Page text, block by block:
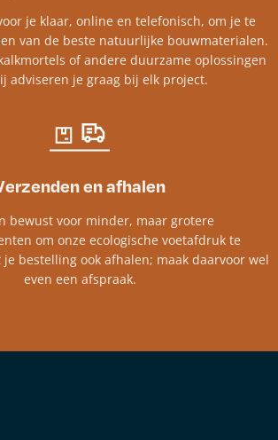
je klaar, online en telefonisch, om je te
van de beste natuurlijke bouwmaterialen.
of andere duurzame oplossingen
adviseren je graag bij elk project.​
en afhalen
bewust voor minder, maar grotere
om onze ecologische voetafdruk te
je bestelling ook afhalen; maak daarvoor wel
even een afspraak.